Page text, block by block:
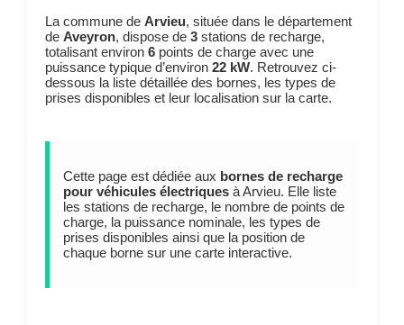
La commune de Arvieu, située dans le département
de Aveyron, dispose de 3stations de recharge,
totalisant environ 6points de charge avec une
puissance typique d’environ 22 kW. Retrouvez ci-
dessous la liste détaillée des bornes, les types de
prises disponibles et leur localisation sur la carte.
Cette page est dédiée aux bornes de recharge
pour véhicules électriquesà Arvieu. Elle liste
les stations de recharge, le nombre de points de
charge, la puissance nominale, les types de
prises disponibles ainsi que la position de
chaque borne sur une carte interactive.